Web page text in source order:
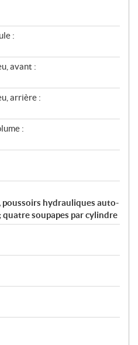
:
avant :
arrière :
:
poussoirs hydrauliques auto-
quatre soupapes par cylindre